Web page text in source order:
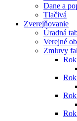
Dane a
Tlačivá
Zverejňovanie
Úradná
Verejné
Zmluvy